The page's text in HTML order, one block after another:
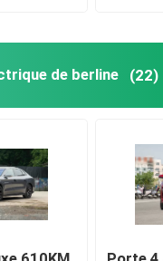
d'EV
de berline
de berline (22)